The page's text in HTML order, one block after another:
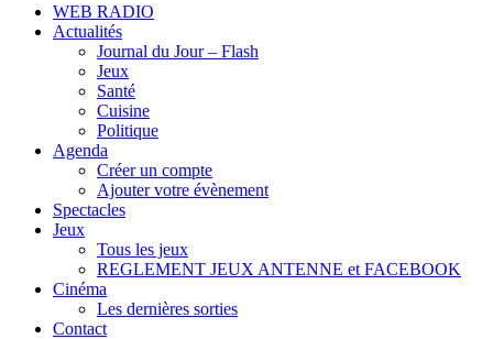
WEB RADIO
Actualités
Journal du Jour – Flash
Jeux
Santé
Cuisine
Politique
Agenda
Créer un compte
Ajouter votre évènement
Spectacles
Jeux
Tous les jeux
REGLEMENT JEUX ANTENNE et FACEBOOK
Cinéma
Les dernières sorties
Contact